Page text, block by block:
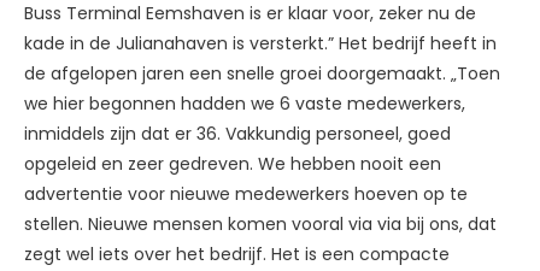
Buss Terminal Eemshaven is er klaar voor, zeker nu de
kade in de Julianahaven is versterkt.” Het bedrijf heeft in
de afgelopen jaren een snelle groei doorgemaakt. „Toen
we hier begonnen hadden we 6 vaste medewerkers,
inmiddels zijn dat er 36. Vakkundig personeel, goed
opgeleid en zeer gedreven. We hebben nooit een
advertentie voor nieuwe medewerkers hoeven op te
stellen. Nieuwe mensen komen vooral via via bij ons, dat
zegt wel iets over het bedrijf. Het is een compacte